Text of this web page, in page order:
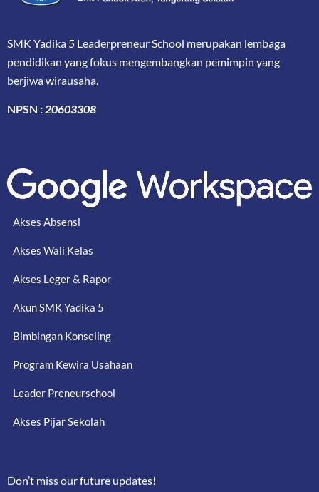
SMK Yadika 5 Leaderpreneur School merupakan lembaga
pendidikan yang fokus mengembangkan pemimpin yang
berjiwa wirausaha.
NPSN :20603308
Akses Absensi
Akses Wali Kelas
Akses Leger & Rapor
Akun SMK Yadika 5
Bimbingan Konseling
Program Kewira Usahaan
Leader Preneurschool
Akses Pijar Sekolah
Don’t miss our future updates!